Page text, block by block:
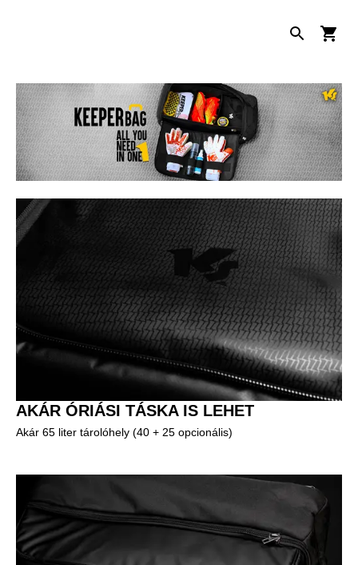
AKÁR ÓRIÁSI TÁSKA IS LEHET
Akár 65 liter tárolóhely (40 + 25 opcionális)